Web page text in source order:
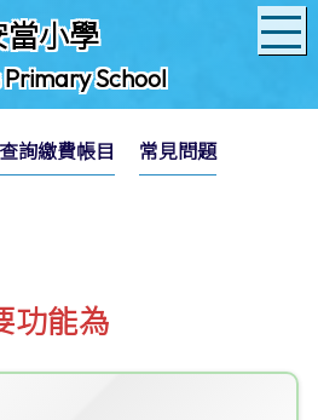
當小學
Primary School
查詢繳費帳目 常見問題
功能為